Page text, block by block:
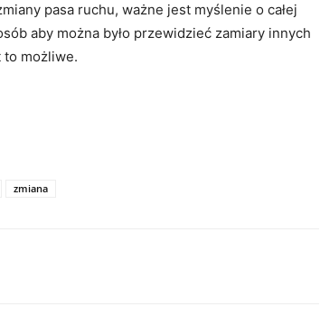
pasa ruchu, ważne jest myślenie o całej
aby można było przewidzieć zamiary innych
to możliwe.
zmiana